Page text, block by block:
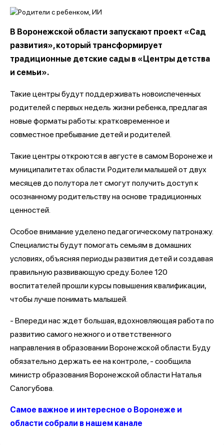
В Воронежской области запускают проект «Сад
развития», который трансформирует
традиционные детские сады в «Центры детства
и семьи».
Такие центры будут поддерживать новоиспеченных
родителей с первых недель жизни ребенка, предлагая
новые форматы работы: кратковременное и
совместное пребывание детей и родителей.
Такие центры откроются в августе в самом Воронеже и
муниципалитетах области. Родители малышей от двух
месяцев до полутора лет смогут получить доступ к
осознанному родительству на основе традиционных
ценностей.
Особое внимание уделено педагогическому патронажу.
Специалисты будут помогать семьям в домашних
условиях, объясняя периоды развития детей и создавая
правильную развивающую среду. Более 120
воспитателей прошли курсы повышения квалификации,
чтобы лучше понимать малышей.
- Впереди нас ждет большая, вдохновляющая работа по
развитию самого нежного и ответственного
направления в образовании Воронежской области. Буду
обязательно держать ее на контроле, - сообщила
министр образования Воронежской области Наталья
Салогубова.
Самое важное и интересное о Воронеже и
области собрали в нашем канале